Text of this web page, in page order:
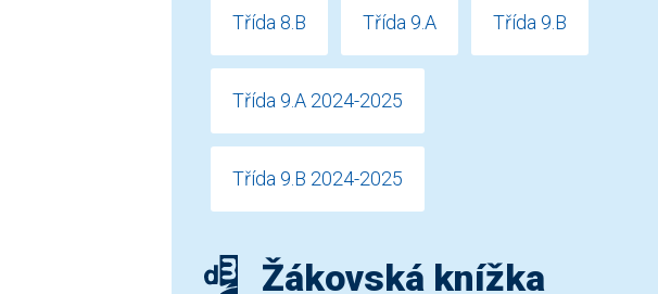
Třída 8.B Třída 9.A Třída 9.B
Třída 9.A 2024-2025
Třída 9.B 2024-2025
Žákovská knížka